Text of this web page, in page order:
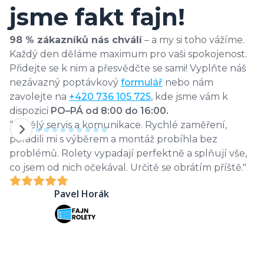
jsme fakt fajn!
98 % zákazníků nás chválí– a my si toho vážíme.
Každý den děláme maximum pro vaši spokojenost.
Přidejte se k nim a přesvědčte se sami! Vyplňte náš
nezávazný poptávkový formulář nebo nám
zavolejte na +420 736 105 725, kde jsme vám k
dispozici PO–PÁ od 8:00 do 16:00.
“Skvělý servis a komunikace. Rychlé zaměření,
poradili mi s výběrem a montáž probíhla bez
problémů. Rolety vypadají perfektně a splňují vše,
co jsem od nich očekával. Určitě se obrátím příště."
Pavel Horák